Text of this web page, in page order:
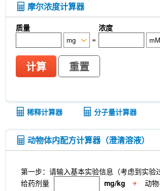
摩尔浓度计算器
质量 浓度
=
计算 重置
稀释计算器 分子量计算器
动物体内配方计算器（澄清溶液）
第一步：请输入基本实验信息（考虑到实验
给药剂量
mg/kg 动